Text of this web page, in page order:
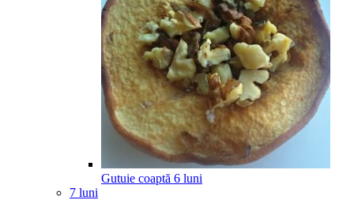
Gutuie coaptă 6 luni
7 luni